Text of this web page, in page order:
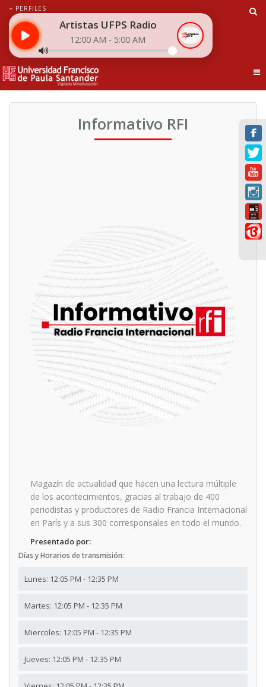
PERFILES
Artistas UFPS Radio
12:00 AM - 5:00 AM
Informativo RFI
Magazín de actualidad que hacen una lectura múltiple
de los acontecimientos, gracias al trabajo de 400
periodistas y productores de Radio Francia Internacional
en París y a sus 300 corresponsales en todo el mundo.
Presentado por:
Días y Horarios de transmisión:
Lunes: 12:05 PM - 12:35 PM
Martes: 12:05 PM - 12:35 PM
Miercoles: 12:05 PM - 12:35 PM
Jueves: 12:05 PM - 12:35 PM